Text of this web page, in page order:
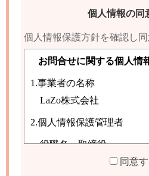
個人情報の同
個人情報保護方針を確認し同
同意